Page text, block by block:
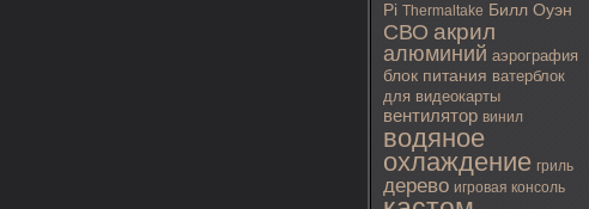
Pi Thermaltake Билл Оуэн
СВО акрил
алюминий аэрография
блок питания ватерблок
для видеокарты
вентилятор винил
водяное
охлаждение гриль
дерево игровая консоль